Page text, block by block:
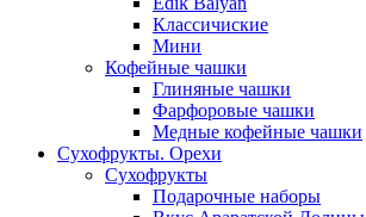
Классичиские
Мини
Кофейные чашки
Глиняные чашки
Фарфоровые чашки
Медные кофейные чашки
Сухофрукты. Орехи
Сухофрукты
Подарочные наборы